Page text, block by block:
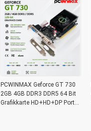
PCWINMAX Geforce GT 730
2GB 4GB DDR3 DDR5 64 Bit
Grafikkarte HD+HD+DP Ports